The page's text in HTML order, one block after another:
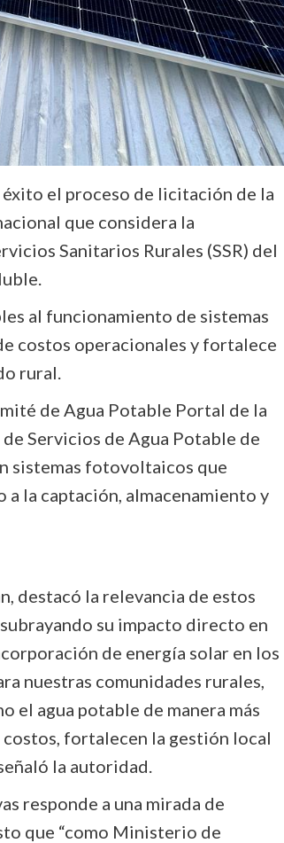
el proceso de licitación de la
que considera la
Sanitarios Rurales (SSR) del
al funcionamiento de sistemas
costos operacionales y fortalece
rural.
de Agua Potable Portal de la
Servicios de Agua Potable de
sistemas fotovoltaicos que
la captación, almacenamiento y
destacó la relevancia de estos
su impacto directo en
de energía solar en los
nuestras comunidades rurales,
el agua potable de manera más
fortalecen la gestión local
la autoridad.
responde a una mirada de
que “como Ministerio de